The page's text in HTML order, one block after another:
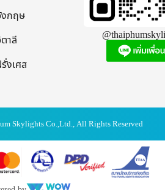
กฤษ
าลี
งเศส
Skylights Co.,Ltd., All Rights Reserved
by